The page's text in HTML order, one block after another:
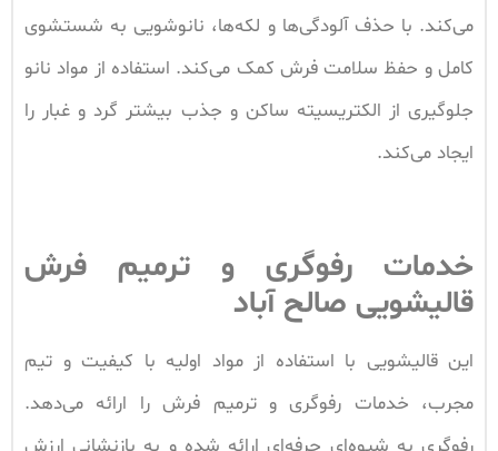
می‌کند. با حذف آلودگی‌ها و لکه‌ها، نانوشویی به شستشوی
کامل و حفظ سلامت فرش کمک می‌کند. استفاده از مواد نانو
جلوگیری از الکتریسیته ساکن و جذب بیشتر گرد و غبار را
ایجاد می‌کند.
خدمات رفوگری و ترمیم فرش
قالیشویی صالح آباد
این قالیشویی با استفاده از مواد اولیه با کیفیت و تیم
مجرب، خدمات رفوگری و ترمیم فرش را ارائه می‌دهد.